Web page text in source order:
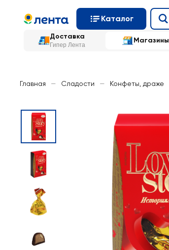
Каталог
Доставка
Гипер Лента
Магазины
Главная — Сладости — Конфеты, драже